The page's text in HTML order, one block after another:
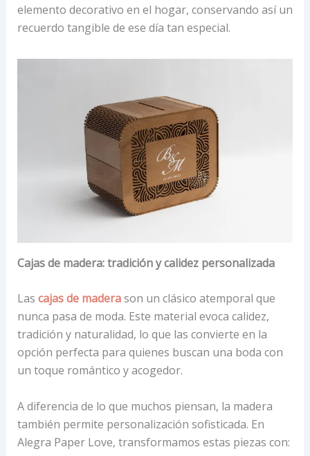
elemento decorativo en el hogar, conservando así un
recuerdo tangible de ese día tan especial.
Cajas de madera: tradición y calidez personalizada
Las cajas de maderason un clásico atemporal que
nunca pasa de moda. Este material evoca calidez,
tradición y naturalidad, lo que las convierte en la
opción perfecta para quienes buscan una boda con
un toque romántico y acogedor.
A diferencia de lo que muchos piensan, la madera
también permite personalización sofisticada. En
Alegra Paper Love, transformamos estas piezas con: